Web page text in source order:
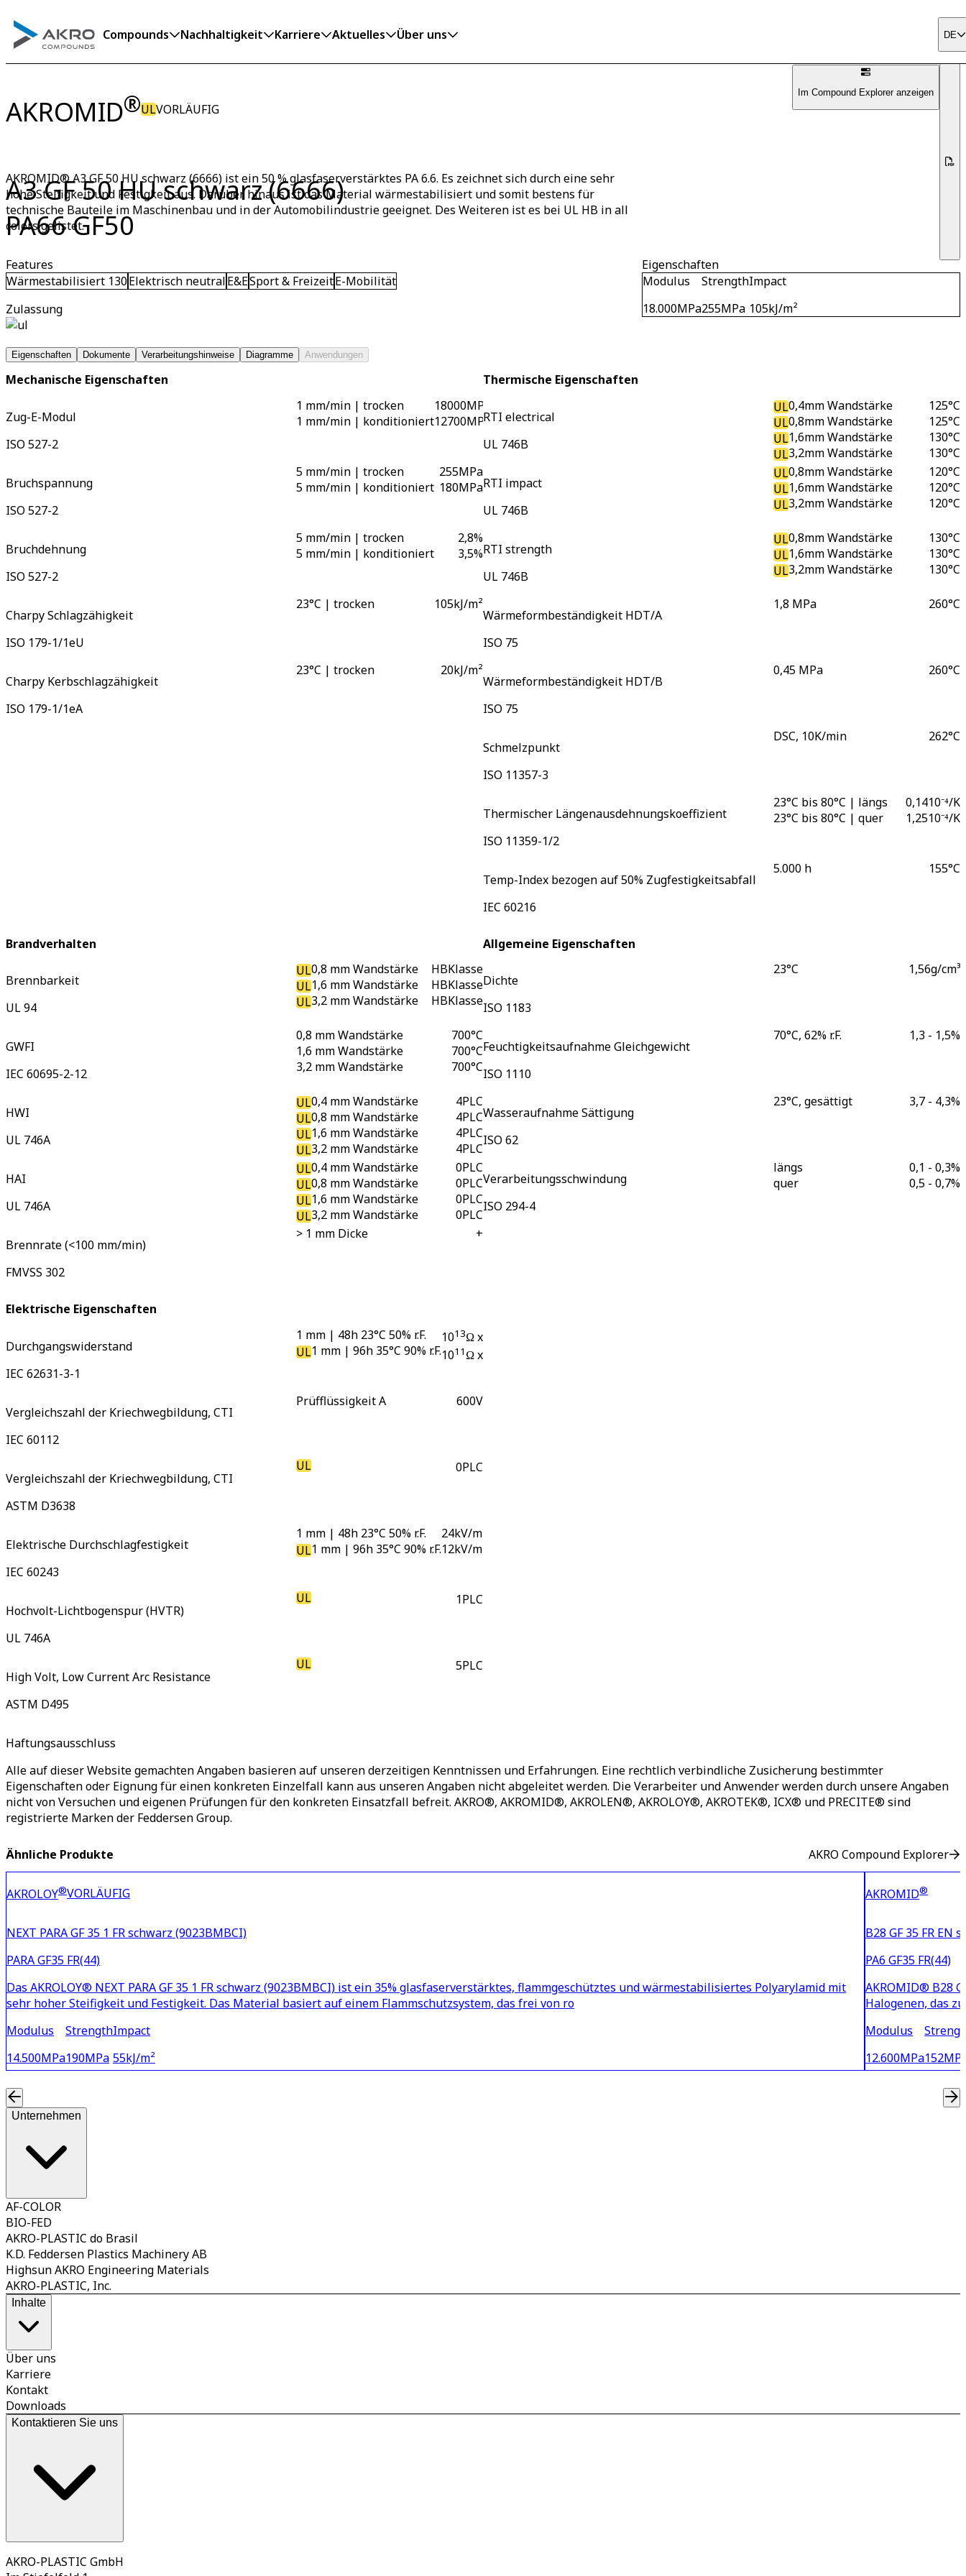
Compounds Nachhaltigkeit Karriere Aktuelles Über uns DE
AKROMID®ULVORLÄUFIG
A3 GF 50 HU schwarz (6666)
PA66 GF50
Im Compound Explorer anzeigen
AKROMID® A3 GF 50 HU schwarz (6666) ist ein 50 % glasfaserverstärktes PA 6.6. Es zeichnet sich durch eine sehr
hohe Steifigkeit und Festigkeit aus. Darüber hinaus ist das Material wärmestabilisiert und somit bestens für
technische Bauteile im Maschinenbau und in der Automobilindustrie geeignet. Des Weiteren ist es bei UL HB in all
colors gelistet.
Features
Wärmestabilisiert 130Elektrisch neutralE&ESport & FreizeitE-Mobilität
Zulassung
Eigenschaften
Modulus
18.000MPa
Strength
255MPa
Impact
105kJ/m²
Eigenschaften Dokumente Verarbeitungshinweise Diagramme Anwendungen
Mechanische Eigenschaften
Zug-E-Modul
ISO 527-2
1 mm/min | trocken
1 mm/min | konditioniert
18000MPa
12700MPa
Bruchspannung
ISO 527-2
5 mm/min | trocken
5 mm/min | konditioniert
255MPa
180MPa
Bruchdehnung
ISO 527-2
5 mm/min | trocken
5 mm/min | konditioniert
2,8%
3,5%
Charpy Schlagzähigkeit
ISO 179-1/1eU
23°C | trocken 105kJ/m²
Charpy Kerbschlagzähigkeit
ISO 179-1/1eA
23°C | trocken 20kJ/m²
Thermische Eigenschaften
RTI electrical
UL 746B
UL0,4mm Wandstärke
UL0,8mm Wandstärke
UL1,6mm Wandstärke
UL3,2mm Wandstärke
125°C
125°C
130°C
130°C
RTI impact
UL 746B
UL0,8mm Wandstärke
UL1,6mm Wandstärke
UL3,2mm Wandstärke
120°C
120°C
120°C
RTI strength
UL 746B
UL0,8mm Wandstärke
UL1,6mm Wandstärke
UL3,2mm Wandstärke
130°C
130°C
130°C
Wärmeformbeständigkeit HDT/A
ISO 75
1,8 MPa 260°C
Wärmeformbeständigkeit HDT/B
ISO 75
0,45 MPa 260°C
Schmelzpunkt
ISO 11357-3
DSC, 10K/min 262°C
Thermischer Längenausdehnungskoeffizient
ISO 11359-1/2
23°C bis 80°C | längs
23°C bis 80°C | quer
0,1410⁻⁴/K
1,2510⁻⁴/K
Temp-Index bezogen auf 50% Zugfestigkeitsabfall
IEC 60216
5.000 h 155°C
Brandverhalten
Brennbarkeit
UL 94
UL0,8 mm Wandstärke
UL1,6 mm Wandstärke
UL3,2 mm Wandstärke
HBKlasse
HBKlasse
HBKlasse
GWFI
IEC 60695-2-12
0,8 mm Wandstärke
1,6 mm Wandstärke
3,2 mm Wandstärke
700°C
700°C
700°C
HWI
UL 746A
UL0,4 mm Wandstärke
UL0,8 mm Wandstärke
UL1,6 mm Wandstärke
UL3,2 mm Wandstärke
4PLC
4PLC
4PLC
4PLC
HAI
UL 746A
UL0,4 mm Wandstärke
UL0,8 mm Wandstärke
UL1,6 mm Wandstärke
UL3,2 mm Wandstärke
0PLC
0PLC
0PLC
0PLC
Brennrate (<100 mm/min)
FMVSS 302
> 1 mm Dicke +
Allgemeine Eigenschaften
Dichte
ISO 1183
23°C 1,56g/cm³
Feuchtigkeitsaufnahme Gleichgewicht
ISO 1110
70°C, 62% r.F. 1,3 - 1,5%
Wasseraufnahme Sättigung
ISO 62
23°C, gesättigt 3,7 - 4,3%
Verarbeitungsschwindung
ISO 294-4
längs
quer
0,1 - 0,3%
0,5 - 0,7%
Elektrische Eigenschaften
Durchgangswiderstand
IEC 62631-3-1
1 mm | 48h 23°C 50% r.F.
UL1 mm | 96h 35°C 90% r.F.
1013Ω x cm
1011 Ω x cm
Vergleichszahl der Kriechwegbildung, CTI
IEC 60112
Prüfflüssigkeit A 600V
Vergleichszahl der Kriechwegbildung, CTI
ASTM D3638
UL 0PLC
Elektrische Durchschlagfestigkeit
IEC 60243
1 mm | 48h 23°C 50% r.F.
UL1 mm | 96h 35°C 90% r.F.
24kV/mm
12kV/mm
Hochvolt-Lichtbogenspur (HVTR)
UL 746A
UL 1PLC
High Volt, Low Current Arc Resistance
ASTM D495
UL 5PLC
Haftungsausschluss
Alle auf dieser Website gemachten Angaben basieren auf unseren derzeitigen Kenntnissen und Erfahrungen. Eine rechtlich verbindliche Zusicherung bestimmter
Eigenschaften oder Eignung für einen konkreten Einzelfall kann aus unseren Angaben nicht abgeleitet werden. Die Verarbeiter und Anwender werden durch unsere Angaben
nicht von Versuchen und eigenen Prüfungen für den konkreten Einsatzfall befreit. AKRO®, AKROMID®, AKROLEN®, AKROLOY®, AKROTEK®, ICX® und PRECITE® sind
registrierte Marken der Feddersen Group.
Ähnliche Produkte AKRO Compound Explorer
AKROLOY®VORLÄUFIG
NEXT PARA GF 35 1 FR schwarz (9023BMBCI)
PARA GF35 FR(44)
Das AKROLOY® NEXT PARA GF 35 1 FR schwarz (9023BMBCI) ist ein 35% glasfaserverstärktes, flammgeschütztes und wärmestabilisiertes Polyarylamid mit
sehr hoher Steifigkeit und Festigkeit. Das Material basiert auf einem Flammschutzsystem, das frei von ro
Modulus
14.500MPa
Strength
190MPa
Impact
55kJ/m²
AKROMID®
B28 GF 35 FR EN
PA6 GF35 FR(44)
AKROMID® B28
Halogenen, das
Modulus
12.600MPa152
Unternehmen
AF-COLOR
BIO-FED
AKRO-PLASTIC do Brasil
K.D. Feddersen Plastics Machinery AB
Highsun AKRO Engineering Materials
AKRO-PLASTIC, Inc.
Inhalte
Über uns
Karriere
Kontakt
Downloads
Kontaktieren Sie uns
AKRO-PLASTIC GmbH